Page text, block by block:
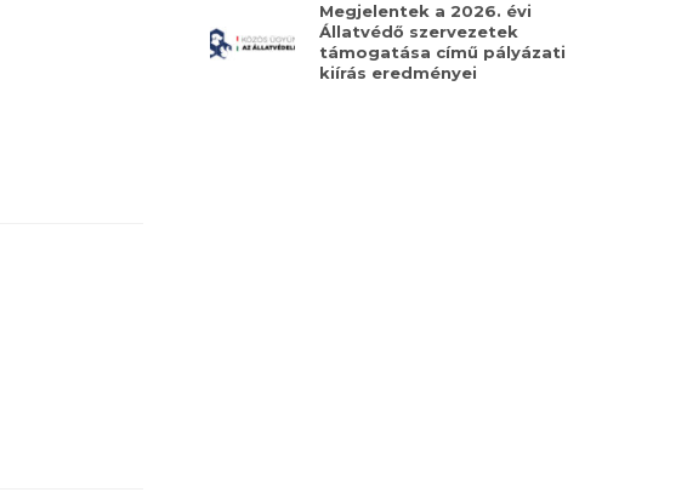
Megjelentek a 2026. évi
Állatvédő szervezetek
támogatása című pályázati
kiírás eredményei